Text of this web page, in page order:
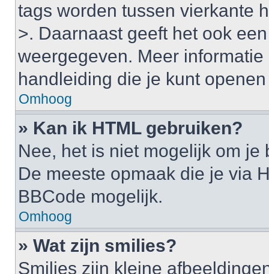
tags worden tussen vierkante
>. Daarnaast geeft het ook
weergegeven. Meer
handleiding die je kunt
Omhoog
» Kan ik HTML gebruiken?
Nee, het is niet mogelijk om
De meeste opmaak die je via
BBCode mogelijk.
Omhoog
» Wat zijn smilies?
Smilies zijn kleine